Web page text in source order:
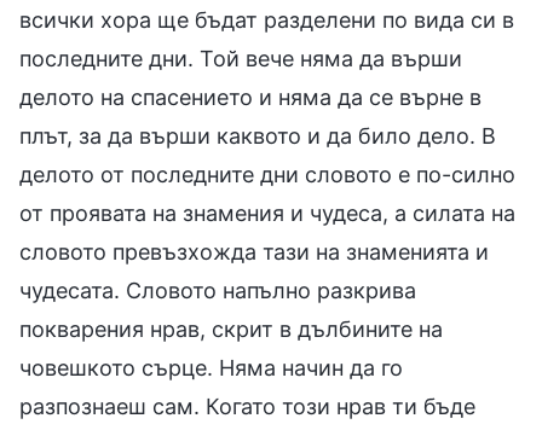
всички хора ще бъдат разделени по вида си в
последните дни. Той вече няма да върши
делото на спасението и няма да се върне в
плът, за да върши каквото и да било дело. В
делото от последните дни словото е по-силно
от проявата на знамения и чудеса, а силата на
словото превъзхожда тази на знаменията и
чудесата. Словото напълно разкрива
покварения нрав, скрит в дълбините на
човешкото сърце. Няма начин да го
разпознаеш сам. Когато този нрав ти бъде